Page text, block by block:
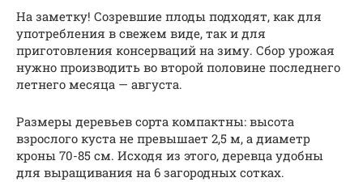
На заметку! Созревшие плоды подходят, как для
употребления в свежем виде, так и для
приготовления консерваций на зиму. Сбор урожая
нужно производить во второй половине последнего
летнего месяца — августа.
Размеры деревьев сорта компактны: высота
взрослого куста не превышает 2,5 м, а диаметр
кроны 70-85 см. Исходя из этого, деревца удобны
для выращивания на 6 загородных сотках.